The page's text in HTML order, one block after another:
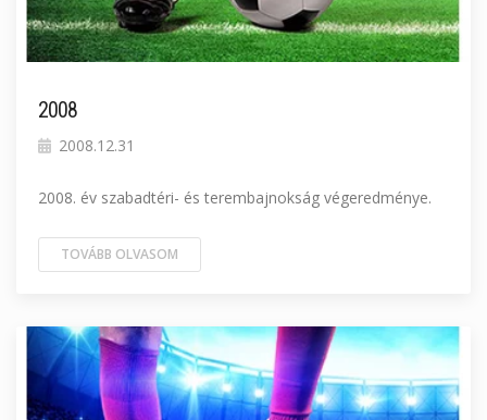
2008
2008.12.31
2008. év szabadtéri- és terembajnokság végeredménye.
TOVÁBB OLVASOM